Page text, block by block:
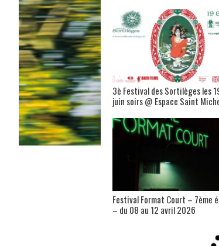
3è Festival des Sortilèges les
juin soirs @ Espace Saint
Festival Format Court – 7ème
– du 08 au 12 avril 2026